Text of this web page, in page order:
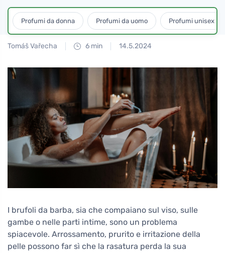
Profumi da donna Profumi da uomo Profumi unisex
Tomáš Vařecha 6 min 14.5.2024
I brufoli da barba, sia che compaiano sul viso, sulle
gambe o nelle parti intime, sono un problema
spiacevole. Arrossamento, prurito e irritazione della
pelle possono far sì che la rasatura perda la sua